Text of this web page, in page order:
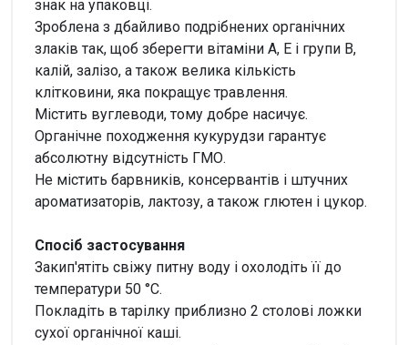
знак на упаковці.
Зроблена з дбайливо подрібнених органічних
злаків так, щоб зберегти вітаміни А, Е і групи В,
калій, залізо, а також велика кількість
клітковини, яка покращує травлення.
Містить вуглеводи, тому добре насичує.
Органічне походження кукурудзи гарантує
абсолютну відсутність ГМО.
Не містить барвників, консервантів і штучних
ароматизаторів, лактозу, а також глютен і цукор.
Спосіб застосування
Закип'ятіть свіжу питну воду і охолодіть її до
температури 50 °C.
Покладіть в тарілку приблизно 2 столові ложки
сухої органічної каші.